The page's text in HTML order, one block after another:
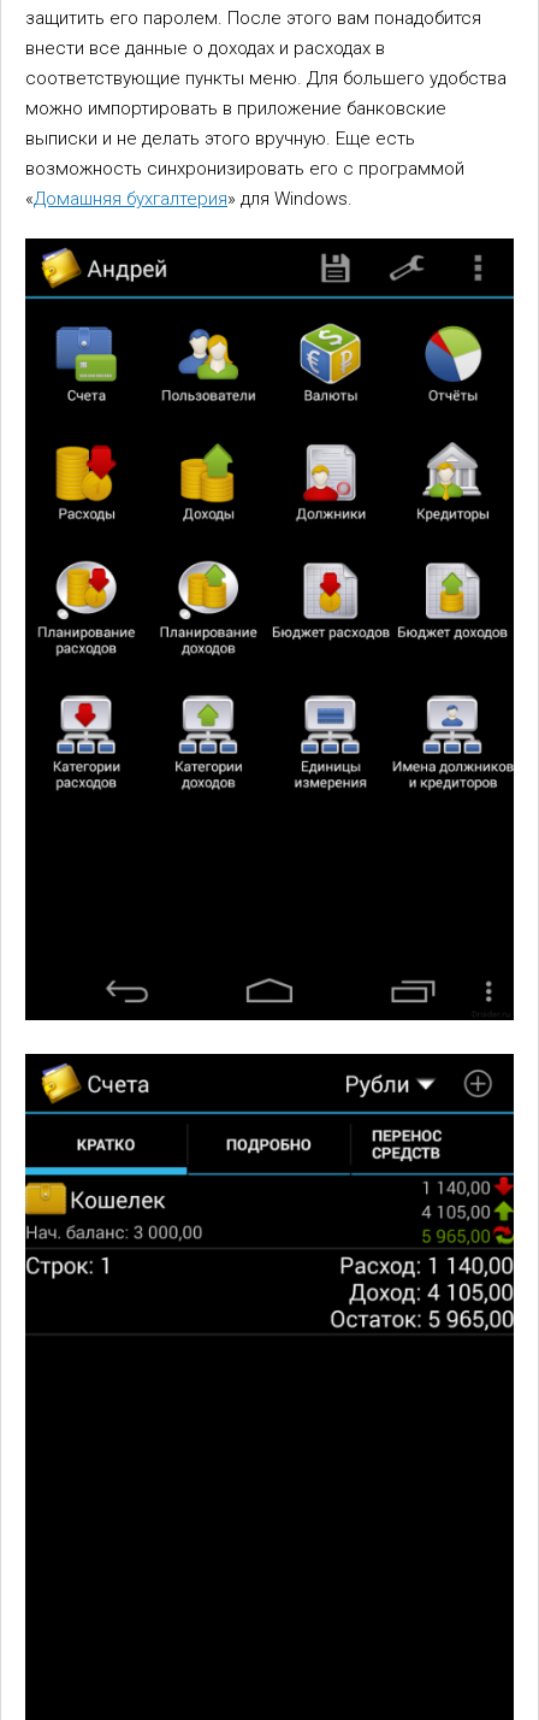
защитить его паролем. После этого вам понадобится
внести все данные о доходах и расходах в
соответствующие пункты меню. Для большего удобства
можно импортировать в приложение банковские
выписки и не делать этого вручную. Еще есть
возможность синхронизировать его с программой
«Домашняя бухгалтерия» для Windows.